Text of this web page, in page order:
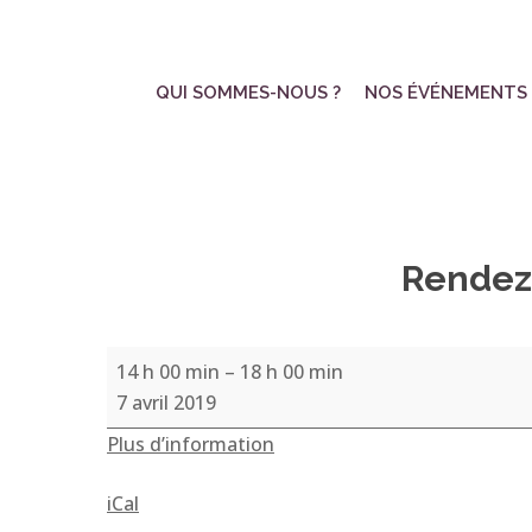
QUI SOMMES-NOUS ? NOS ÉVÉNEMENTS
Rendez-
vous
à
Amadeus
à
14 h 00 min – 18 h 00 min
7 avril 2019
Plus d’information
iCal